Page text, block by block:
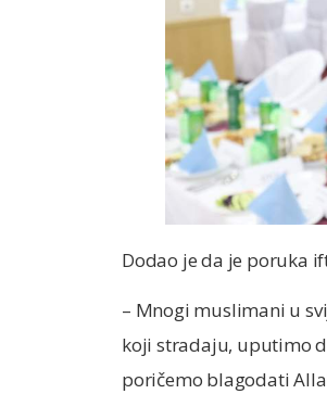
Dodao je da je poruka
– Mnogi muslimani u
koji stradaju, uputimo
poričemo blagodati